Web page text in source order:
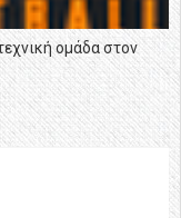
ομάδα στον